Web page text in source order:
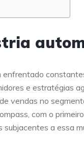
e estratégias
vendas no
com o
a essa